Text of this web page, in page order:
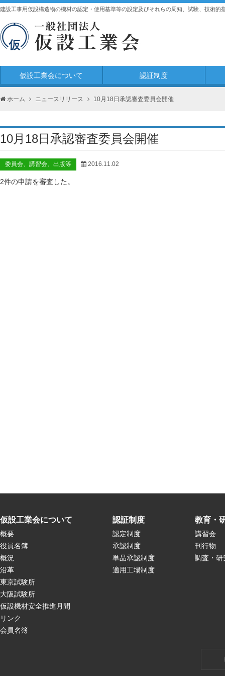
建設工事用仮設構造物の機材の認定・使用基準等の設定及びそれらの周知、試験、技術的
仮設工業会について 認証制度
ホーム ニュースリリース 10月18日承認審査委員会開催
10月18日承認審査委員会開催
委員会、講習会、出版等 2016.11.02
2件の申請を審査した。
仮設工業会について
概要
役員名簿
概況
沿革
東京試験所
大阪試験所
仮設機材安全推進月間
リンク
会員名簿
認証制度
認定制度
承認制度
単品承認制度
適用工場制度
教育・
講習会
刊行物
調査・研